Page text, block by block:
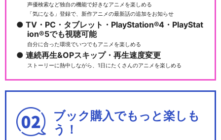
声優検索など独自の機能で好きなアニメを楽しめる
「気になる」登録で、新作アニメの最新話の追加をお知らせ
TV・PC・タブレット・PlayStation®4・PlayStat
ion®5でも視聴可能
自分に合った環境でいつでもアニメを楽しめる
連続再生&OPスキップ・再生速度変更
ストーリーに熱中しながら、1日にたくさんのアニメを楽しめる
ブック購入でもっと楽しも
う！